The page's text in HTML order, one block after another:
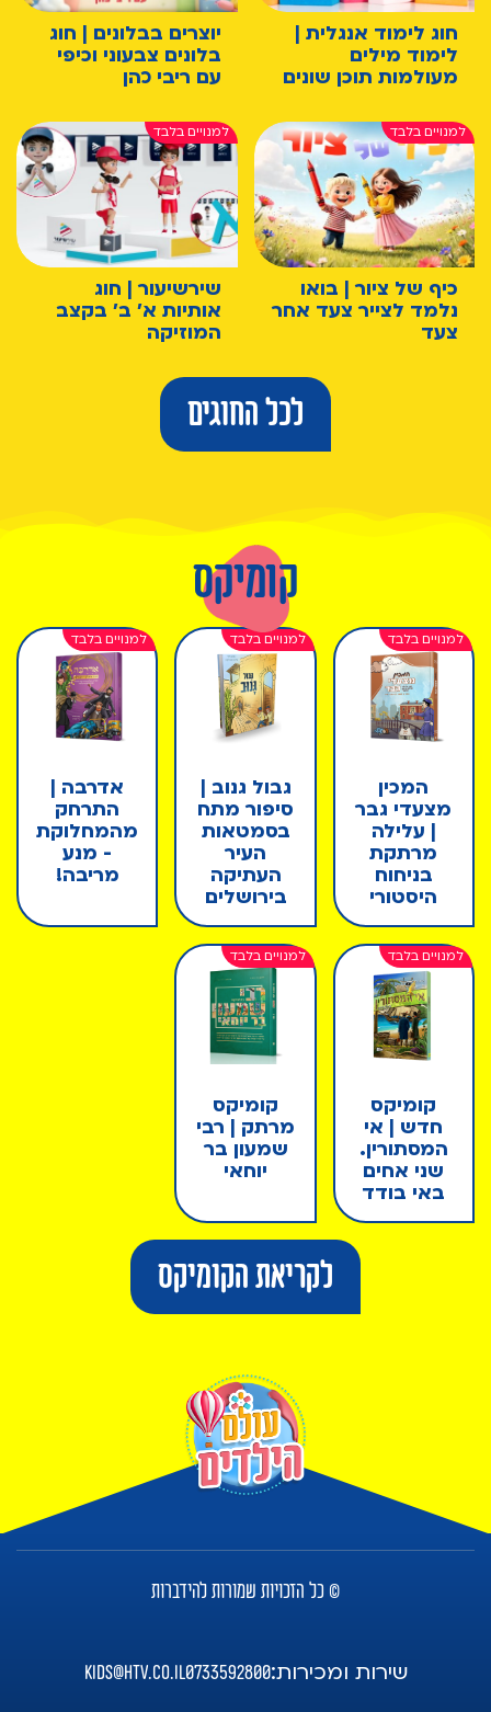
חוג לימוד אנגלית |
לימוד מילים
מעולמות תוכן שונים
יוצרים בבלונים | חוג
בלונים צבעוני וכיפי
עם ריבי כהן
כיף של ציור | בואו
נלמד לצייר צעד אחר
צעד
שירשיעור | חוג
אותיות א' ב' בקצב
המוזיקה
לכל החוגים
קומיקס
המכין
מצעדי גבר
| עלילה
מרתקת
בניחוח
היסטורי
גבול גנוב |
סיפור מתח
בסמטאות
העיר
העתיקה
בירושלים
אדרבה |
התרחק
מהמחלוקת
- מנע
מריבה!
קומיקס
חדש | אי
המסתורין.
שני אחים
באי בודד
קומיקס
מרתק | רבי
שמעון בר
יוחאי
לקריאת הקומיקס
© כל הזכויות שמורות להידברות
שירות ומכירות:0733592800
kids@htv.co.il